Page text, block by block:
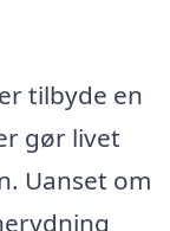
tilbyde en
gør livet
Uanset om